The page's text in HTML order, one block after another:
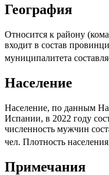
География
Относится к району (
входит в состав
муниципалитета
Население
Население, по данным
Испании, в 2022 году
численность мужчин
чел. Плотность
Примечания